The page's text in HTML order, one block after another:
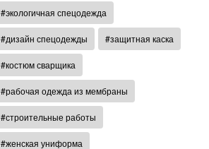
#экологичная спецодежда
#дизайн спецодежды #защитная каска
#костюм сварщика
#рабочая одежда из мембраны
#строительные работы
#женская униформа